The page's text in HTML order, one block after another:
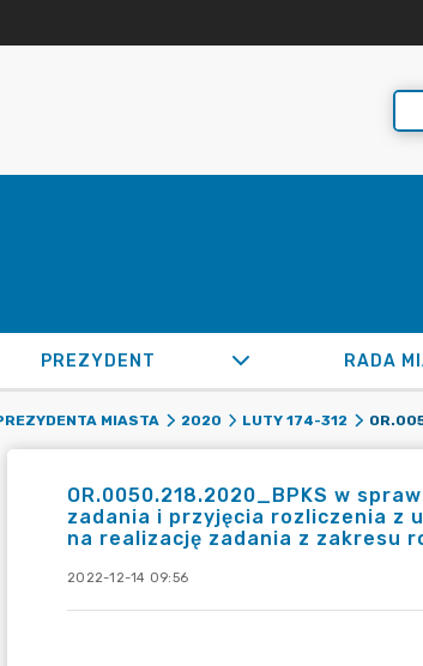
PREZYDENT RADA
MIASTA 2020 LUTY 174-312
OR.0050.218.2020_BPKS w
zadania i przyjęcia rozliczenia z
na realizację zadania z zakresu
2022-12-14 09:56